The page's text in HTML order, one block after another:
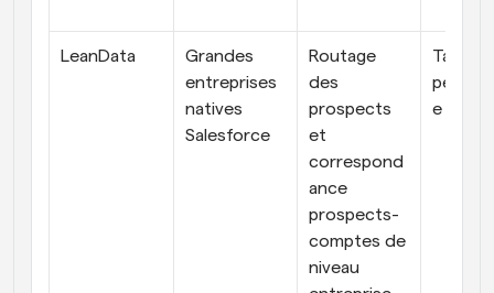
LeanData
Grandes
entreprises
natives
Salesforce
Routage
des
prospects
et
correspond
ance
prospects-
comptes de
niveau
e